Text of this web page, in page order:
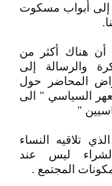
إلى أبواب مسكوت
أن هناك أكثر من
والرسالة إلى
المحاضر حول
السياسي " الى
"
تلاقيه النساء
ليس عند
المجتمع .